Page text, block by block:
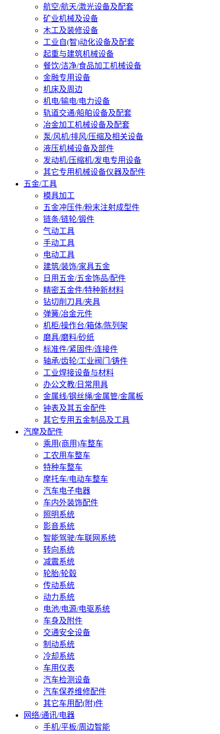
航空/航天/激光设备及配套
矿业机械及设备
木工及装修设备
工业自(智)动化设备及配套
起重与建筑机械设备
餐饮/洁净/食品加工机械设备
金融专用设备
机床及周边
机电/输电/电力设备
轨道交通/船舶设备及配套
冶金加工机械设备及配套
泵/风机/排风/压缩及相关设备
液压机械设备及部件
发动机/压缩机/发电专用设备
其它专用机械设备仪器及配件
五金/工具
模具加工
五金冲压件/粉末注射成型件
链条/链轮/锻件
气动工具
手动工具
电动工具
建筑/装饰/家具五金
日用五金/五金饰品/配件
精密五金件/特种新材料
钻切削刀具/夹具
弹簧/冶金元件
机柜/操作台/箱体/陈列架
磨具/磨料/砂纸
标准件/紧固件/连接件
轴承/齿轮/工业阀门/铸件
工业焊接设备与材料
办公文教/日常用具
金属线/钢丝绳/金属管/金属板
钟表及其五金配件
其它专用五金制品及工具
汽摩及配件
乘用(商用)车整车
工农用车整车
特种车整车
摩托车/电动车整车
汽车电子电器
车内外装饰配件
照明系统
影音系统
智能驾驶/车联网系统
转向系统
减震系统
轮胎/轮毂
传动系统
动力系统
电池/电源/电驱系统
车身及附件
交通安全设备
制动系统
冷却系统
车用仪表
汽车检测设备
汽车保养维修配件
其它车用配(附)件
网络/通讯/电器
手机/平板/周边智能